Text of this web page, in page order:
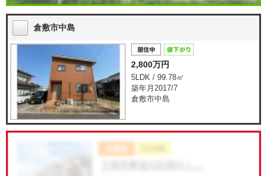
倉敷市中島
2,800万円
5LDK / 99.78㎡
築年月2017/7
倉敷市中島